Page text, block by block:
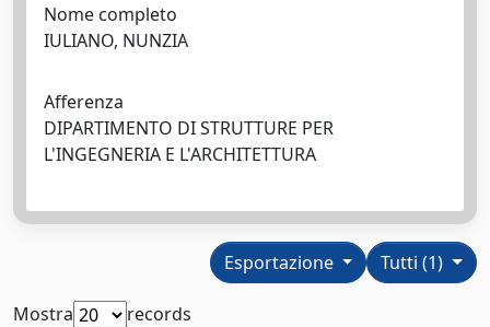
Nome completo
IULIANO, NUNZIA
Afferenza
DIPARTIMENTO DI STRUTTURE PER
L'INGEGNERIA E L'ARCHITETTURA
Tutti (1)
Esportazione
Mostra
records